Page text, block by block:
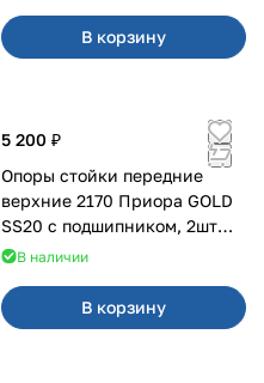
В корзину
5 200 ₽
Опоры стойки передние
верхние 2170 Приора GOLD
SS20 с подшипником, 2шт
10116
В наличии
В корзину